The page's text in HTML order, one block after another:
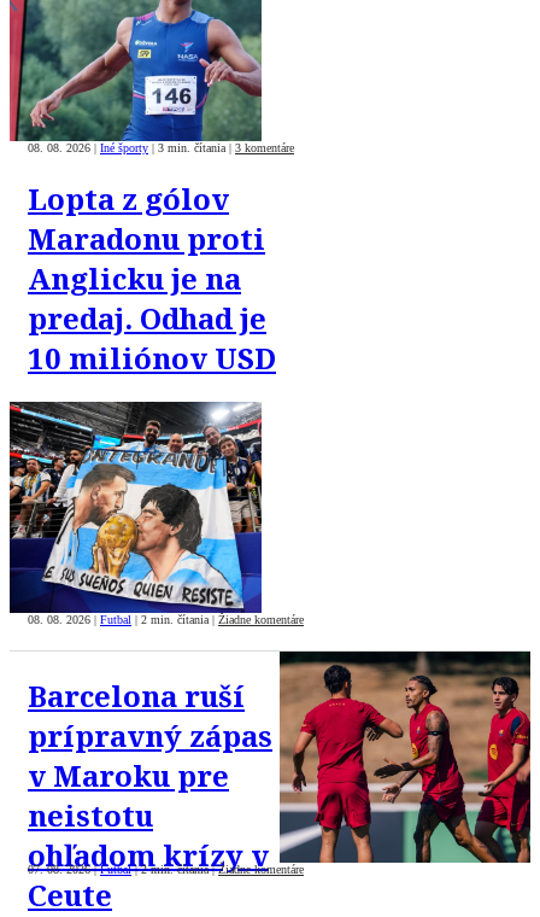
08. 08. 2026 | Iné športy | 3 min. čítania| 3 komentáre
Lopta z gólov
Maradonu proti
Anglicku je na
predaj. Odhad je
10 miliónov USD
08. 08. 2026 | Futbal | 2 min. čítania | Žiadne komentáre
Barcelona ruší
prípravný zápas
v Maroku pre
neistotu
ohľadom krízy v
Ceute
07. 08. 2026| Futbal |2 min. čítania| Žiadne komentáre